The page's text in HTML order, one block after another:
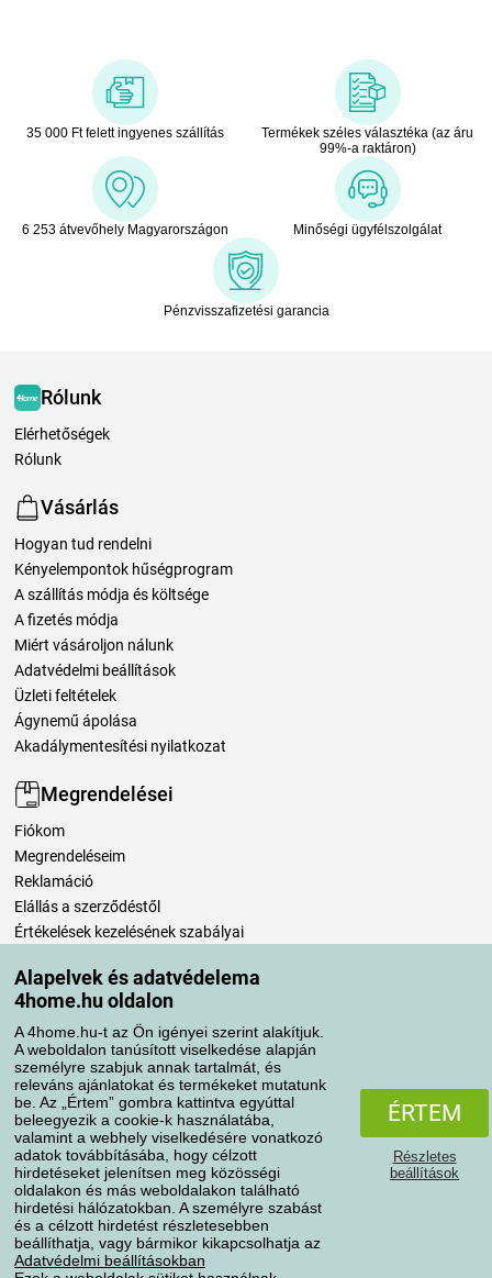
Alapelvek és adatvédelema
4home.hu oldalon
A 4home.hu-t az Ön igényei szerint alakítjuk.
A weboldalon tanúsított viselkedése alapján
személyre szabjuk annak tartalmát, és
releváns ajánlatokat és termékeket mutatunk
be. Az „Értem” gombra kattintva egyúttal
beleegyezik a cookie-k használatába,
valamint a webhely viselkedésére vonatkozó
adatok továbbításába, hogy célzott
hirdetéseket jelenítsen meg közösségi
oldalakon és más weboldalakon található
hirdetési hálózatokban. A személyre szabást
és a célzott hirdetést részletesebben
beállíthatja, vagy bármikor kikapcsolhatja az
Adatvédelmi beállításokban
ÉRTEM
Részletes
beállítások
35 000 Ft felett ingyenes szállítás
Termékek széles választéka (az áru
99%-a raktáron)
6 253 átvevőhely Magyarországon Minőségi ügyfélszolgálat
Pénzvisszafizetési garancia
Rólunk
Elérhetőségek
Rólunk
Vásárlás
Hogyan tud rendelni
Kényelempontok hűségprogram
A szállítás módja és költsége
A fizetés módja
Miért vásároljon nálunk
Adatvédelmi beállítások
Üzleti feltételek
Ágynemű ápolása
Akadálymentesítési nyilatkozat
Megrendelései
Fiókom
Megrendeléseim
Reklamáció
Elállás a szerződéstől
Értékelések kezelésének szabályai
Szállítási módok
Fizetési módok
AdatvédelemSüti szabályzat